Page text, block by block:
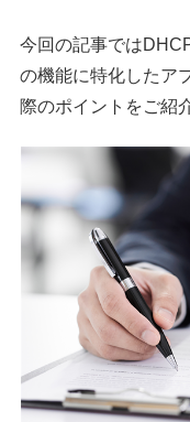
今回の記事では
の機能に特化したア
際のポイントをご紹